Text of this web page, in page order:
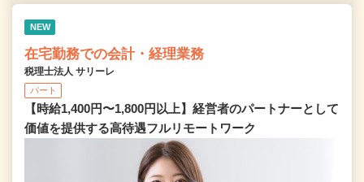
NEW
在宅勤務での会計・経理業務
税理士法人 サリーレ
パート
【時給1,400円〜1,800円以上】経営者のパートナーとして
価値を提供する⾼待遇フルリモートワーク